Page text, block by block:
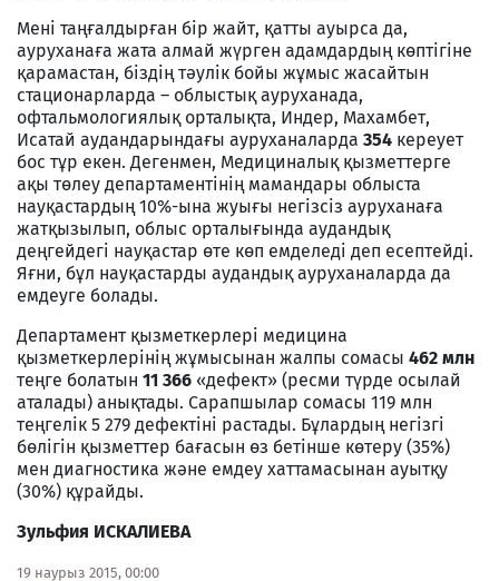
Мені таңғалдырған бір жайт, қатты ауырса да,
ауруханаға жата алмай жүрген адамдардың көптігіне
қарамастан, біздің тәулік бойы жұмыс жасайтын
стационарларда – облыстық ауруханада,
офтальмологиялық орталықта, Индер, Махамбет,
Исатай аудандарындағы ауруханаларда 354 кереует
бос тұр екен. Дегенмен, Медициналық қызметтерге
ақы төлеу департаментінің мамандары облыста
науқастардың 10%-ына жуығы негізсіз ауруханаға
жатқызылып, облыс орталығында аудандық
деңгейдегі науқастар өте көп емделеді деп есептейді.
Яғни, бұл науқастарды аудандық ауруханаларда да
емдеуге болады.
Департамент қызметкерлері медицина
қызметкерлерінің жұмысынан жалпы сомасы 462 млн
теңге болатын 11 366 «дефект» (ресми түрде осылай
аталады) анықтады. Сарапшылар сомасы 119 млн
теңгелік 5 279 дефектіні растады. Бұлардың негізгі
бөлігін қызметтер бағасын өз бетінше көтеру (35%)
мен диагностика және емдеу хаттамасынан ауытқу
(30%) құрайды.
Зульфия ИСКАЛИЕВА
19 наурыз 2015, 00:00